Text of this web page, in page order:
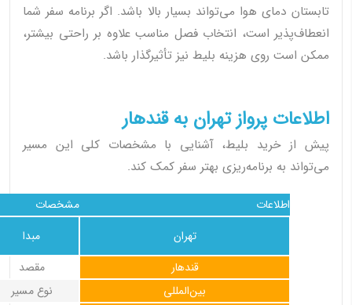
تابستان دمای هوا می‌تواند بسیار بالا باشد. اگر برنامه سفر شما
انعطاف‌پذیر است، انتخاب فصل مناسب علاوه بر راحتی بیشتر،
ممکن است روی هزینه بلیط نیز تأثیرگذار باشد.
اطلاعات پرواز تهران به قندهار
پیش از خرید بلیط، آشنایی با مشخصات کلی این مسیر
می‌تواند به برنامه‌ریزی بهتر سفر کمک کند.
مشخصات
اطلاعات
مبدا
تهران
مقصد
قندهار
نوع مسیر
بین‌المللی